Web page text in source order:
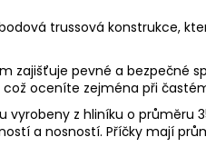
trussová konstrukce,
zajišťuje pevné a bezpečné
oceníte zejména při
vyrobeny z hliníku o
a nosností. Příčky mají